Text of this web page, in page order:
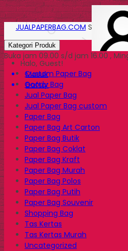
Halo, Guest!
Masuk
Daftar
JUALPAPERBAG.COM Solusi
Kategori Produk
Buka jam 09.00 s/d jam 16.00 ,
Custom Paper Bag
Goody Bag
Jual Paper Bag
Jual Paper Bag custom
Paper Bag
Paper Bag Art Carton
Paper Bag Butik
Paper Bag Coklat
Paper Bag Kraft
Paper Bag Murah
Paper Bag Polos
Paper Bag Putih
Paper Bag Souvenir
Shopping Bag
Tas Kertas
Tas Kertas Murah
Uncategorized